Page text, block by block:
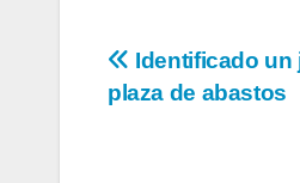
de
Identificado un
plaza de abastos